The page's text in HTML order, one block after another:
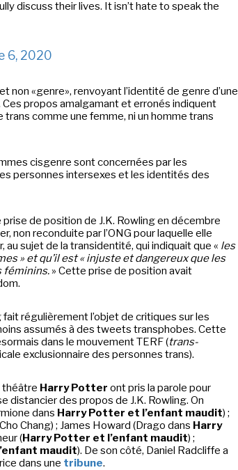
discuss their lives. It isn’t hate to speak the
6, 2020
non «genre», renvoyant l’identité de genre d’une
propos amalgamant et erronés indiquent
comme une femme, ni un homme trans
cisgenre sont concernées par les
personnes intersexes et les identités des
de position de J.K. Rowling en décembre
non reconduite par l’ONG pour laquelle elle
sujet de la transidentité, qui indiquait que « les
» et qu’il est « injuste et dangereux que les
féminins. » Cette prise de position avait
régulièrement l’objet de critiques sur les
assumés à des tweets transphobes. Cette
dans le mouvement TERF (trans-
exclusionnaire des personnes trans).
théâtre Harry Potter ont pris la parole pour
des propos de J.K. Rowling. On
dans Harry Potter et l’enfant maudit) ;
Chang) ; James Howard (Drago dans Harry
(Harry Potter et l’enfant maudit) ;
maudit). De son côté, Daniel Radcliffe a
dans une tribune.